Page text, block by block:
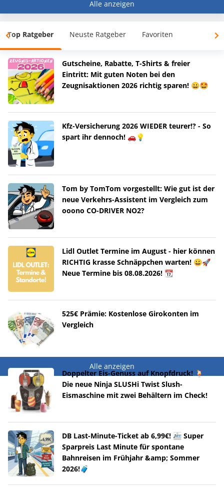
Alle anzeigen
Top Ratgeber Neuste Ratgeber Favoriten
Gutscheine, Rabatte, T-Shirts & freier
Eintritt: Mit guten Noten bei den
Zeugnisaktionen 2026 richtig sparen! 😀🤩
Kfz-Versicherung 2026 WIEDER teurer!? - So
spart ihr dennoch! 🚗💡
Tom by TomTom vorgestellt: Wie gut ist der
neue Verkehrs-Assistent im Vergleich zum
ooono CO-DRIVER NO2?
Lidl Outlet Termine im August - hier können
RICHTIG krasse Schnäppchen warten! 😀🚀
Neue Termine bis 08.08.2026! 📆
525€ Prämie: Kostenlose Girokonten im
Vergleich
Alle anzeigen
Doppelter Eis-Genuss auf Knopfdruck! 🍹
Die neue Ninja SLUSHi Twist Slush-
Eismaschine mit zwei Behältern im Check!
DB Last-Minute-Ticket ab 6,99€! 🚈 Super
Sparpreis Last Minute für spontane
Bahnreisen im Frühjahr &amp; Sommer
2026!🧳